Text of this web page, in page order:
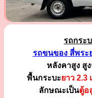
รถกระ
รถขนของ สี่พระ
หลังคาสูง สู
พื้นกระบะยาว 2.3
ลักษณะเป็นตู้อ